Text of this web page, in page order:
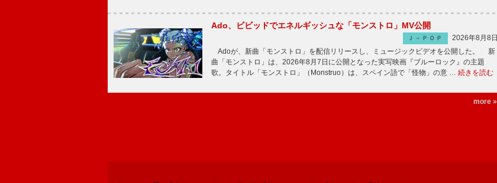
Ado、ビビッドでエネルギッシュな「モンストロ」MV公開
Ｊ－ＰＯＰ
2026年8月8日
Adoが、新曲「モンストロ」を配信リリースし、ミュージックビデオを公開した。 新
曲「モンストロ」は、2026年8月7日に公開となった実写映画『ブルーロック』の主題
歌。タイトル「モンストロ」（Monstruo）は、スペイン語で「怪物」の意 … 続きを読む
more »